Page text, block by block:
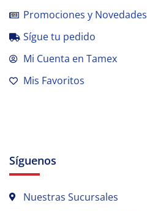
Promociones y Novedades
Sígue tu pedido
Mi Cuenta en Tamex
Mis Favoritos
Síguenos
Nuestras Sucursales